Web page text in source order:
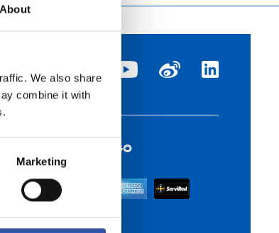
About
We also share
combine it with
Marketing
MÉTODOS DE PAGO